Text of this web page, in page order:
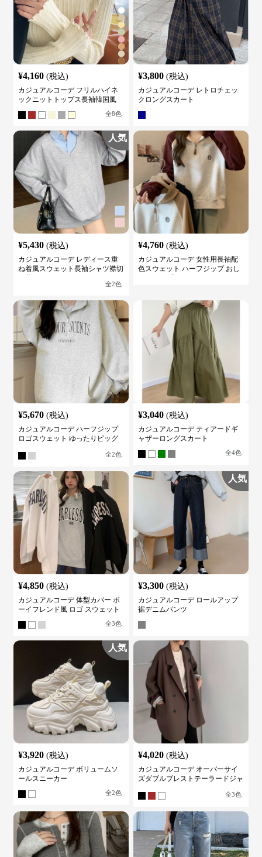
¥4,160 (税込)
カジュアルコーデ フリルハイネ
ックニットトップス長袖韓国風
全8色
¥3,800 (税込)
カジュアルコーデ レトロチェッ
クロングスカート
人気
¥5,430 (税込)
カジュアルコーデ レディース重
ね着風スウェット長袖シャツ襟切
全2色
¥4,760 (税込)
カジュアルコーデ 女性用長袖配
色スウェット ハーフジップ おし
¥5,670 (税込)
カジュアルコーデ ハーフジップ
ロゴスウェット ゆったりビッグ
全2色
¥3,040 (税込)
カジュアルコーデ ティアードギ
ャザーロングスカート
全4色
¥4,850 (税込)
カジュアルコーデ 体型カバー ボ
ーイフレンド風 ロゴ スウェット
全3色
人気
¥3,300 (税込)
カジュアルコーデ ロールアップ
裾デニムパンツ
人気
¥3,920 (税込)
カジュアルコーデ ボリュームソ
ールスニーカー
全2色
¥4,020 (税込)
カジュアルコーデ オーバーサイ
ズダブルブレストテーラードジャ
全3色